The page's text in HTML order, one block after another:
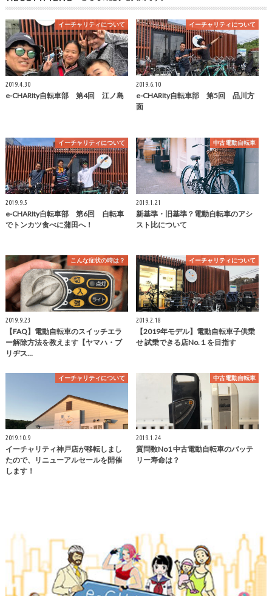
イーチャリティについて
2019.4.30
e-CHARIty自転車部 第4回 江ノ島
イーチャリティについて
2019.6.10
e-CHARIty自転車部 第5回 品川方
面
イーチャリティについて
2019.9.5
e-CHARIty自転車部 第6回 自転車
でトンカツ食べに蒲田へ！
中古電動自転車
2019.1.21
新基準・旧基準？電動自転車のアシ
スト比について
こんな症状の時は？
2019.9.23
【FAQ】電動自転車のスイッチエラ
ー解除方法を教えます【ヤマハ・ブ
リヂス…
イーチャリティについて
2019.2.18
【2019年モデル】電動自転車子供乗
せ 試乗できる店No.１を目指す
イーチャリティについて
2019.10.9
イーチャリティ神戸店が移転しまし
たので、リニューアルセールを開催
します！
中古電動自転車
2019.1.24
質問数No1 中古電動自転車のバッテ
リー寿命は？